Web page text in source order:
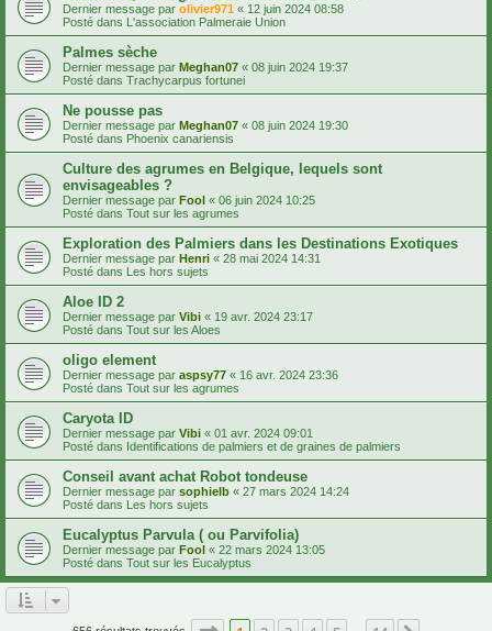
Dernier message par olivier971 « 12 juin 2024 08:58
Posté dans L'association Palmeraie Union
Palmes sèche
Dernier message par Meghan07 « 08 juin 2024 19:37
Posté dans Trachycarpus fortunei
Ne pousse pas
Dernier message par Meghan07 « 08 juin 2024 19:30
Posté dans Phoenix canariensis
Culture des agrumes en Belgique, lequels sont
envisageables ?
Dernier message par Fool « 06 juin 2024 10:25
Posté dans Tout sur les agrumes
Exploration des Palmiers dans les Destinations Exotiques
Dernier message par Henri « 28 mai 2024 14:31
Posté dans Les hors sujets
Aloe ID 2
Dernier message par Vibi « 19 avr. 2024 23:17
Posté dans Tout sur les Aloes
oligo element
Dernier message par aspsy77 « 16 avr. 2024 23:36
Posté dans Tout sur les agrumes
Caryota ID
Dernier message par Vibi « 01 avr. 2024 09:01
Posté dans Identifications de palmiers et de graines de palmiers
Conseil avant achat Robot tondeuse
Dernier message par sophielb « 27 mars 2024 14:24
Posté dans Les hors sujets
Eucalyptus Parvula ( ou Parvifolia)
Dernier message par Fool « 22 mars 2024 13:05
Posté dans Tout sur les Eucalyptus